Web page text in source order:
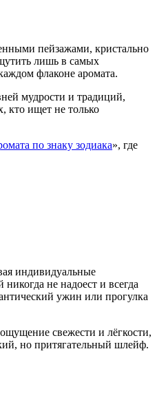
пейзажами, кристально
лишь в самых
флаконе аромата.
мудрости и традиций,
кто ищет не только
по знаку зодиака», где
индивидуальные
не надоест и всегда
ужин или прогулка
свежести и лёгкости,
но притягательный шлейф.